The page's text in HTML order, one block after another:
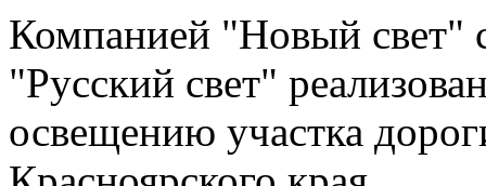
Компанией "Новый свет"
"Русский свет"
освещению участка